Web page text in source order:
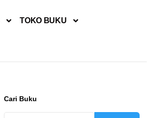
TOKO BUKU
Cari Buku